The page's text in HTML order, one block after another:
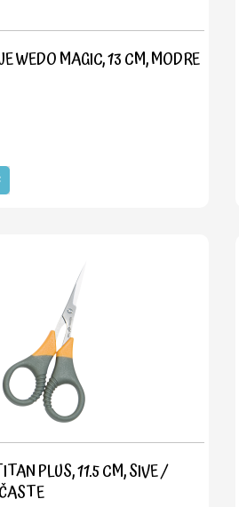
WEDO MAGIC, 13 CM, MODRE
PLUS, 11.5 CM, SIVE /